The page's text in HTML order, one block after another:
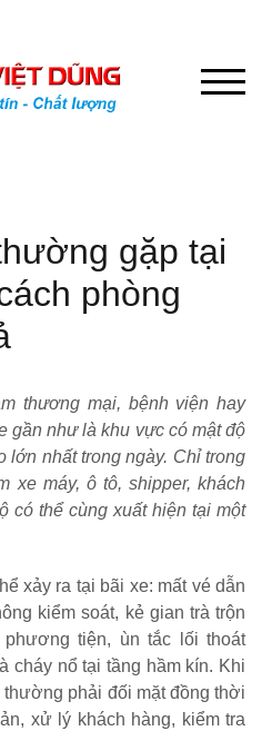
NÚT
gặp tại
phòng
thương mại, bệnh viện hay
gần như là khu vực có mật độ
nhất trong ngày. Chỉ trong
xe máy, ô tô, shipper, khách
có thể cùng xuất hiện tại một
xảy ra tại bãi xe: mất vé dẫn
kiểm soát, kẻ gian trà trộn
tiện, ùn tắc lối thoát
cháy nổ tại tầng hầm kín. Khi
phải đối mặt đồng thời
xử lý khách hàng, kiểm tra